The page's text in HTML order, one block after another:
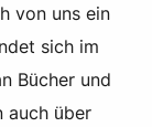
von uns ein
sich im
Bücher und
auch über